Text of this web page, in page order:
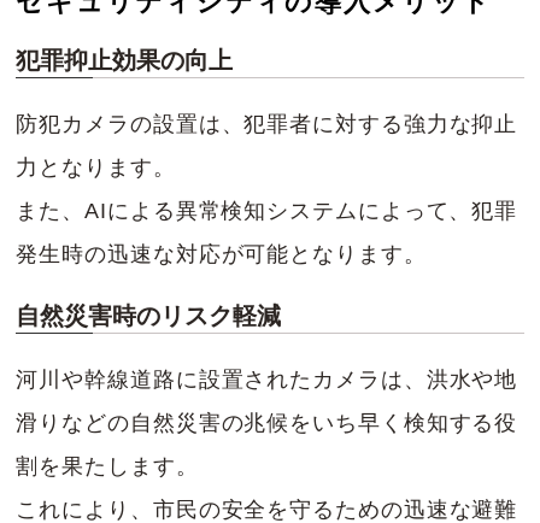
犯罪抑止効果の向上
防犯カメラの設置は、犯罪者に対する強力な抑止
力となります。
また、AIによる異常検知システムによって、犯罪
発生時の迅速な対応が可能となります。
自然災害時のリスク軽減
河川や幹線道路に設置されたカメラは、洪水や地
滑りなどの自然災害の兆候をいち早く検知する役
割を果たします。
これにより、市民の安全を守るための迅速な避難